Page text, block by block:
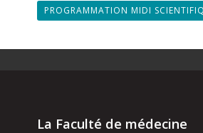
PROGRAMMATION MIDI
La Faculté de médecine